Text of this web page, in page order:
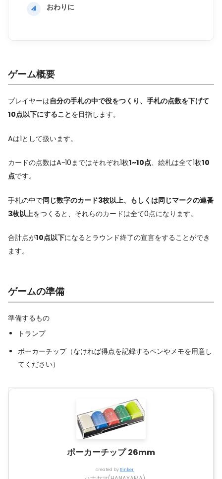
おわりに
ゲーム概要
プレイヤーは自分の手札の中で役をつくり、手札の点数を下げて
10点以下にすることを目指します。
Aは1として扱います。
カードの点数はA~10まではそれぞれ1枚1~10点、絵札は全て1枚10
点です。
手札の中で同じ数字のカード3枚以上、もしくは同じマークの連番
3枚以上をつくると、それらのカードは全て0点になります。
合計点が10点以下になるとラウンド終了の宣言をすることができ
ます。
ゲームの準備
準備するもの
トランプ
ポーカーチップ（なければ得点を記録するペンやメモを用意し
てください）
ポーカーチップ 26mm
created by Rinker